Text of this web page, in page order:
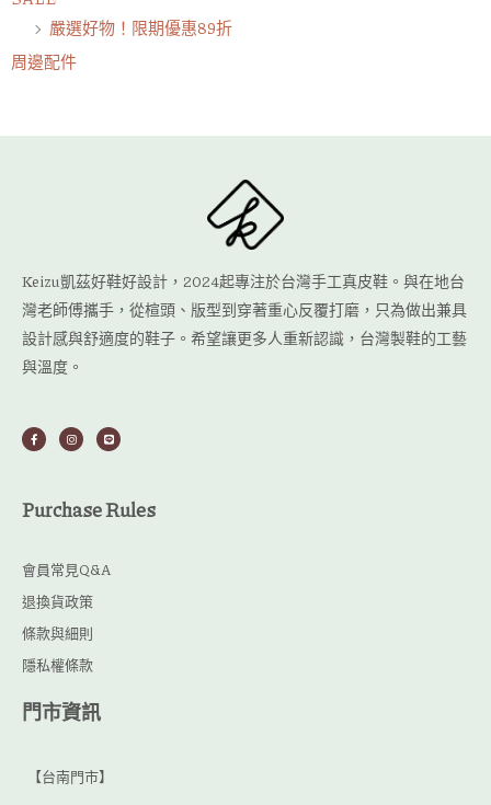
嚴選好物！限期優惠89折
周邊配件
Keizu凱茲好鞋好設計，2024起專注於台灣手工真皮鞋。與在地台
灣老師傅攜手，從楦頭、版型到穿著重心反覆打磨，只為做出兼具
設計感與舒適度的鞋子。希望讓更多人重新認識，台灣製鞋的工藝
與溫度。
F
a
c
k
-
I
n
s
a
m
L
i
n
Purchase Rules
會員常見Q&A
退換貨政策
條款與細則
隱私權條款
門市資訊
【台南門市】